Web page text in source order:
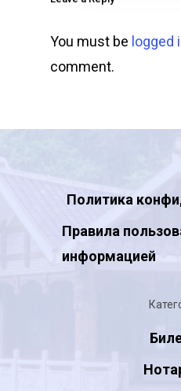
You must be logged
comment.
Политика
Правила
информацией